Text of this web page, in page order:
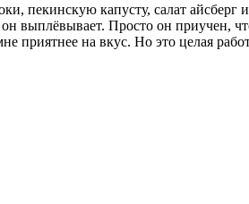
пекинскую капусту, салат
выплёвывает. Просто он приучен,
приятнее на вкус. Но это целая